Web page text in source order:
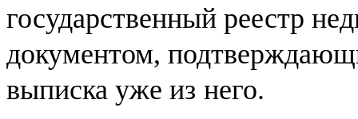
государственный реестр
документом,
выписка уже из него.